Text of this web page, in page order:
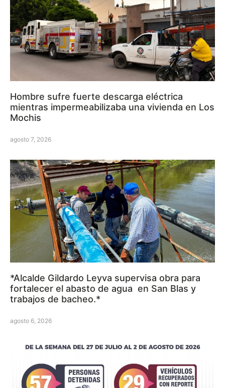
Hombre sufre fuerte descarga eléctrica
mientras impermeabilizaba una vivienda en Los
Mochis
agosto 7, 2026
*Alcalde Gildardo Leyva supervisa obra para
fortalecer el abasto de agua en San Blas y
trabajos de bacheo.*
agosto 6, 2026